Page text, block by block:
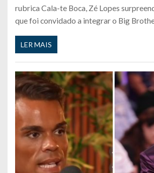
rubrica Cala-te Boca, Zé Lopes
que foi convidado a integrar o Big
LER MAIS